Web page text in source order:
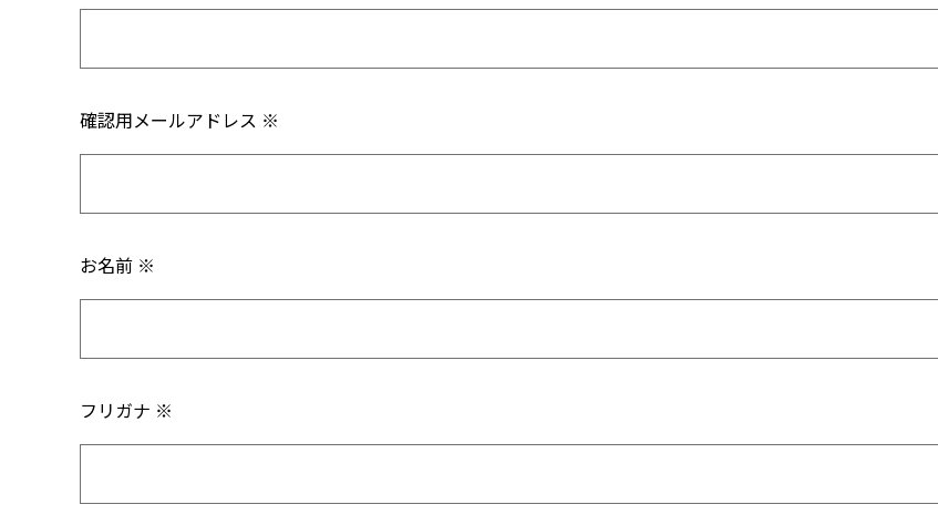
確認用メールアドレス ※
お名前 ※
フリガナ ※